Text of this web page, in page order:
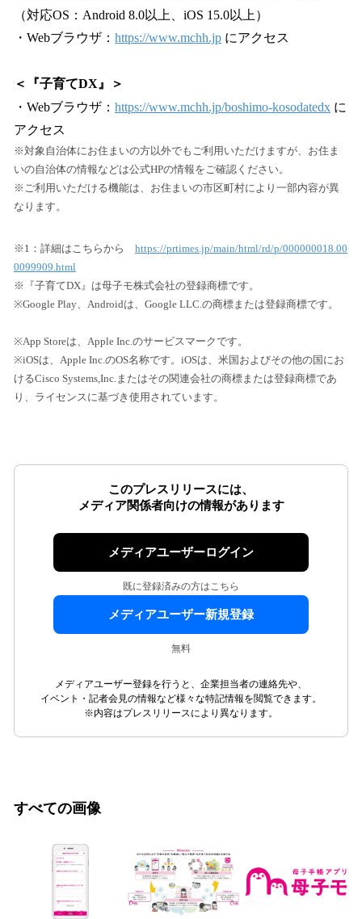
（対応OS：Android 8.0以上、iOS 15.0以上）
・Webブラウザ： https://www.mchh.jp にアクセス
＜『子育てDX』＞
・Webブラウザ： https://www.mchh.jp/boshimo-kosodatedx に
アクセス
※対象自治体にお住まいの方以外でもご利用いただけますが、お住ま
いの自治体の情報などは公式HPの情報をご確認ください。
※ご利用いただける機能は、お住まいの市区町村により一部内容が異
なります。
※1：詳細はこちらから https://prtimes.jp/main/html/rd/p/000000018.00
0099909.html
※『子育てDX』は母子モ株式会社の登録商標です。
※Google Play、Androidは、Google LLC.の商標または登録商標です。
※App Storeは、Apple Inc.のサービスマークです。
※iOSは、Apple Inc.のOS名称です。iOSは、米国およびその他の国にお
けるCisco Systems,Inc.またはその関連会社の商標または登録商標であ
り、ライセンスに基づき使用されています。
このプレスリリースには、
メディア関係者向けの情報があります
メディアユーザーログイン
既に登録済みの方はこちら
メディアユーザー新規登録
無料
メディアユーザー登録を行うと、企業担当者の連絡先や、
イベント・記者会見の情報など様々な特記情報を閲覧できます。
※内容はプレスリリースにより異なります。
すべての画像